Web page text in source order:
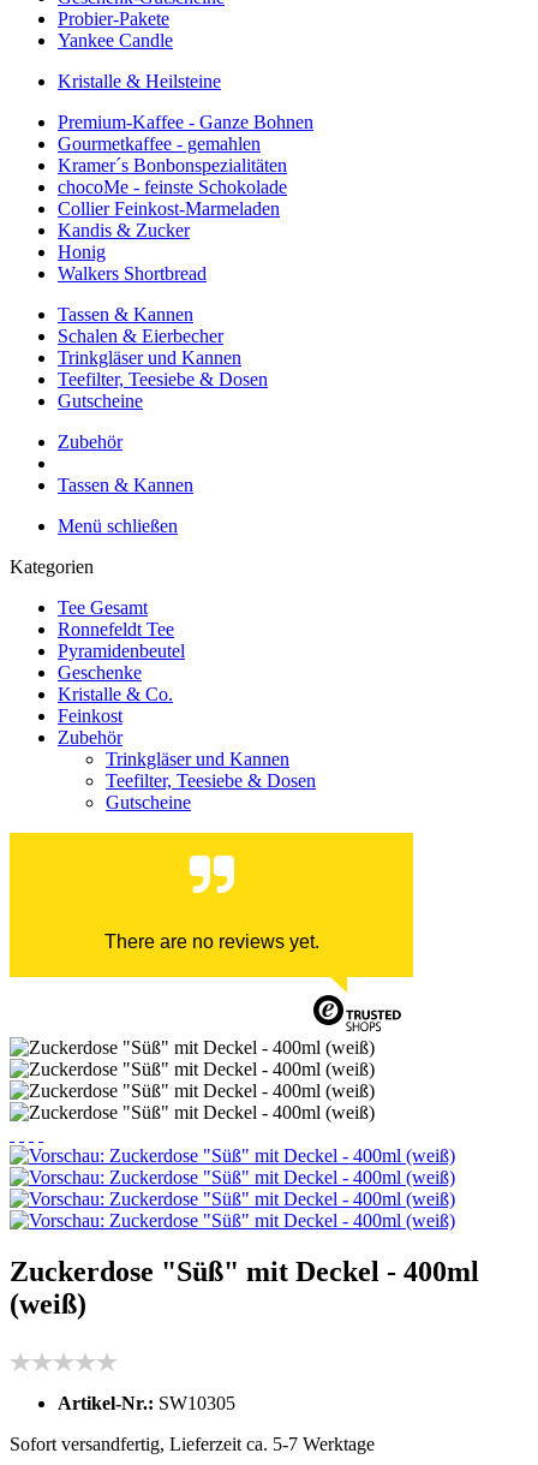
Probier-Pakete
Yankee Candle
Kristalle & Heilsteine
Premium-Kaffee - Ganze Bohnen
Gourmetkaffee - gemahlen
Kramer´s Bonbonspezialitäten
chocoMe - feinste Schokolade
Collier Feinkost-Marmeladen
Kandis & Zucker
Honig
Walkers Shortbread
Tassen & Kannen
Schalen & Eierbecher
Trinkgläser und Kannen
Teefilter, Teesiebe & Dosen
Gutscheine
Zubehör
Tassen & Kannen
Menü schließen
Kategorien
Tee Gesamt
Ronnefeldt Tee
Pyramidenbeutel
Geschenke
Kristalle & Co.
Feinkost
Zubehör
Trinkgläser und Kannen
Teefilter, Teesiebe & Dosen
Gutscheine
There are no reviews yet.
Zuckerdose "Süß" mit Deckel - 400ml
(weiß)
Artikel-Nr.: SW10305
Sofort versandfertig, Lieferzeit ca. 5-7 Werktage